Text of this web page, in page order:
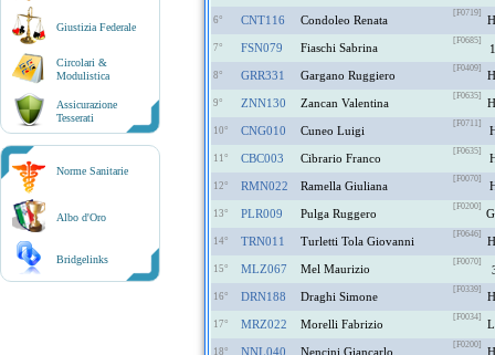
Giustizia Federale
Circolari &
Modulistica
Assicurazione
Tesserati
Norme Sanitarie
Albo d'Oro
Bridgelinks
6° CNT116 Condoleo Renata
[F0719]
7° FSN079 Fiaschi Sabrina
[F0685]
1
8° GRR331 Gargano Ruggiero
[F0409]
9° ZNN130 Zancan Valentina
[F0635]
10° CNG010 Cuneo Luigi
[F0711]
11° CBC003 Cibrario Franco
[F0635]
12° RMN022 Ramella Giuliana
[F0070]
13° PLR009 Pulga Ruggero
[F0200]
14° TRN011 Turletti Tola Giovanni
[F0646]
15° MLZ067 Mel Maurizio
[F0070]
16° DRN188 Draghi Simone
[F0339]
17° MRZ022 Morelli Fabrizio
[F0034]
18° NNL040 Nencini Giancarlo
[F0200]